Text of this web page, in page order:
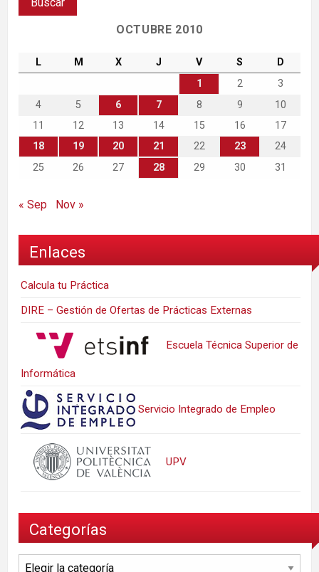
OCTUBRE 2010
L M X J V S
D
1
2
3
4
5 6 7 8 9
10
11
12 13 14 15 16
17
18
19 20 21 22 23
24
25
26 27 28 29 30 31
« Sep Nov »
Enlaces
Calcula tu Práctica
DIRE – Gestión de Ofertas de Prácticas Externas
Escuela Técnica Superior de
Informática
Servicio Integrado de Empleo
UPV
Categorías
Categorías